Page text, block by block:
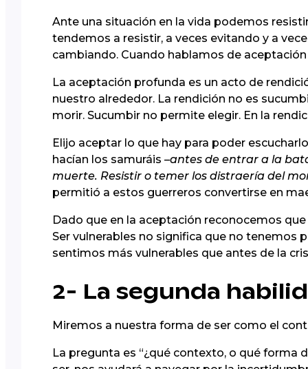
Ante una situación en la vida podemos
tendemos a resistir, a veces evitando y a
cambiando. Cuando hablamos de
La aceptación profunda es un acto de
nuestro alrededor. La rendición no es
morir. Sucumbir no permite elegir. En la
Elijo aceptar lo que hay para poder
hacían los samuráis –antes de entrar a la
muerte. Resistir o temer los distraería del
permitió a estos guerreros convertirse en
Dado que en la aceptación reconocemos
Ser vulnerables no significa que no tenemos
sentimos más vulnerables que antes de la
2- La segunda
Miremos a nuestra forma de ser como el
La pregunta es “¿qué contexto, o qué forma